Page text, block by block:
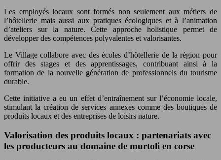
Les employés locaux sont formés non seulement aux métiers de
l’hôtellerie mais aussi aux pratiques écologiques et à l’animation
d’ateliers sur la nature. Cette approche holistique permet de
développer des compétences polyvalentes et valorisantes.
Le Village collabore avec des écoles d’hôtellerie de la région pour
offrir des stages et des apprentissages, contribuant ainsi à la
formation de la nouvelle génération de professionnels du tourisme
durable.
Cette initiative a eu un effet d’entraînement sur l’économie locale,
stimulant la création de services annexes comme des boutiques de
produits locaux et des entreprises de loisirs nature.
Valorisation des produits locaux : partenariats avec
les producteurs au domaine de murtoli en corse